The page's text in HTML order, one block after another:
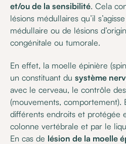
et/ou de la sensibilité. Cela
lésions médullaires qu’il
médullaire ou de lésions
congénitale ou tumorale.
En effet, la moelle épinière
un constituant dusystème
avec le cerveau, le contrôle
(mouvements, comportement).
différents endroits et protégée
colonne vertébrale et par le
En cas de lésion de la moelle